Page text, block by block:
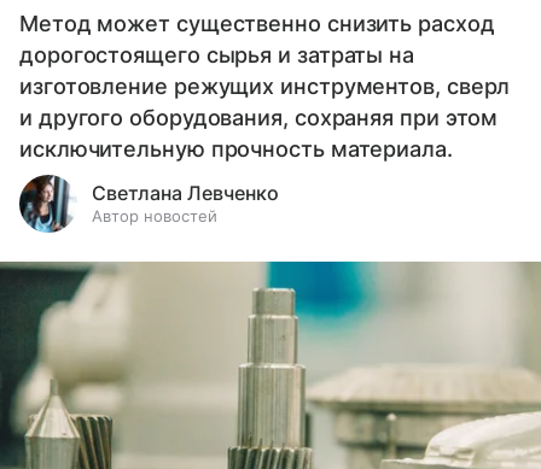
Метод может существенно снизить расход
дорогостоящего сырья и затраты на
изготовление режущих инструментов, сверл
и другого оборудования, сохраняя при этом
исключительную прочность материала.
Светлана Левченко
Автор новостей